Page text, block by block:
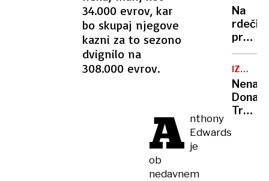
34.000 evrov, kar
bo skupaj njegove
kazni za to sezono
dvignilo na
308.000 evrov.
A nthony
Edwards
je
ob
nedavnem
se
moraš
in
oditi
z
odra
Na
rdeči
plesa
prišlo
do
IZVRŠNI
UKAZ
Donald
Trump